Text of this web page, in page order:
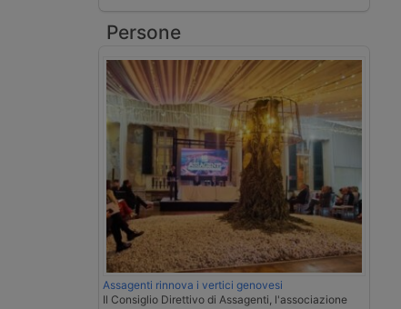
Persone
Assagenti rinnova i vertici genovesi
Il Consiglio Direttivo di Assagenti, l'associazione